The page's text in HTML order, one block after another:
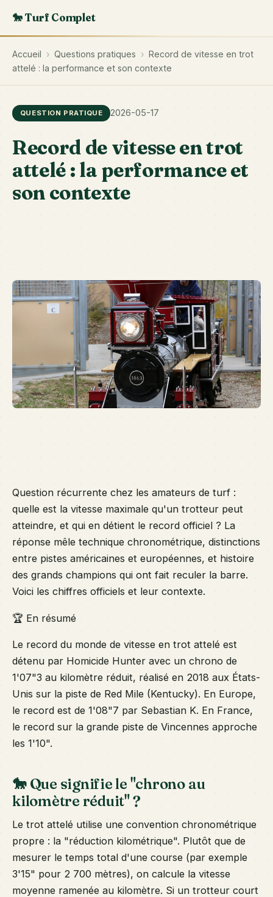
🐎 Turf Complet
Accueil › Questions pratiques › Record de vitesse en trot
attelé : la performance et son contexte
QUESTION PRATIQUE 2026-05-17
Record de vitesse en trot
attelé : la performance et
son contexte
Question récurrente chez les amateurs de turf :
quelle est la vitesse maximale qu'un trotteur peut
atteindre, et qui en détient le record officiel ? La
réponse mêle technique chronométrique, distinctions
entre pistes américaines et européennes, et histoire
des grands champions qui ont fait reculer la barre.
Voici les chiffres officiels et leur contexte.
🏆 En résumé
Le record du monde de vitesse en trot attelé est
détenu par Homicide Hunter avec un chrono de
1'07"3 au kilomètre réduit, réalisé en 2018 aux États-
Unis sur la piste de Red Mile (Kentucky). En Europe,
le record est de 1'08"7 par Sebastian K. En France,
le record sur la grande piste de Vincennes approche
les 1'10".
🐎 Que signifie le "chrono au
kilomètre réduit" ?
Le trot attelé utilise une convention chronométrique
propre : la "réduction kilométrique". Plutôt que de
mesurer le temps total d'une course (par exemple
3'15" pour 2 700 mètres), on calcule la vitesse
moyenne ramenée au kilomètre. Si un trotteur court